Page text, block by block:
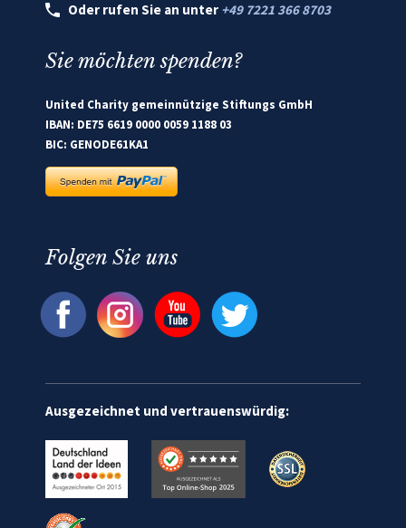
Oder rufen Sie an unter +49 7221 366 8703
Sie möchten spenden?
United Charity gemeinnützige Stiftungs GmbH
IBAN: DE75 6619 0000 0059 1188 03
BIC: GENODE61KA1
Folgen Sie uns
Ausgezeichnet und vertrauenswürdig: